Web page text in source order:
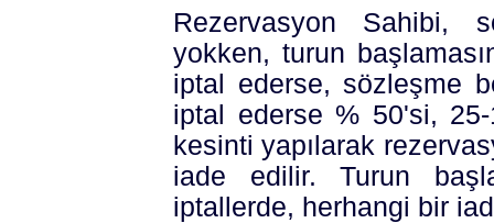
Rezervasyon Sahibi,
yokken, turun
iptal ederse, sözleşme
iptal ederse % 50'si,
kesinti yapılarak
iade edilir. Turun
iptallerde, herhangi bir